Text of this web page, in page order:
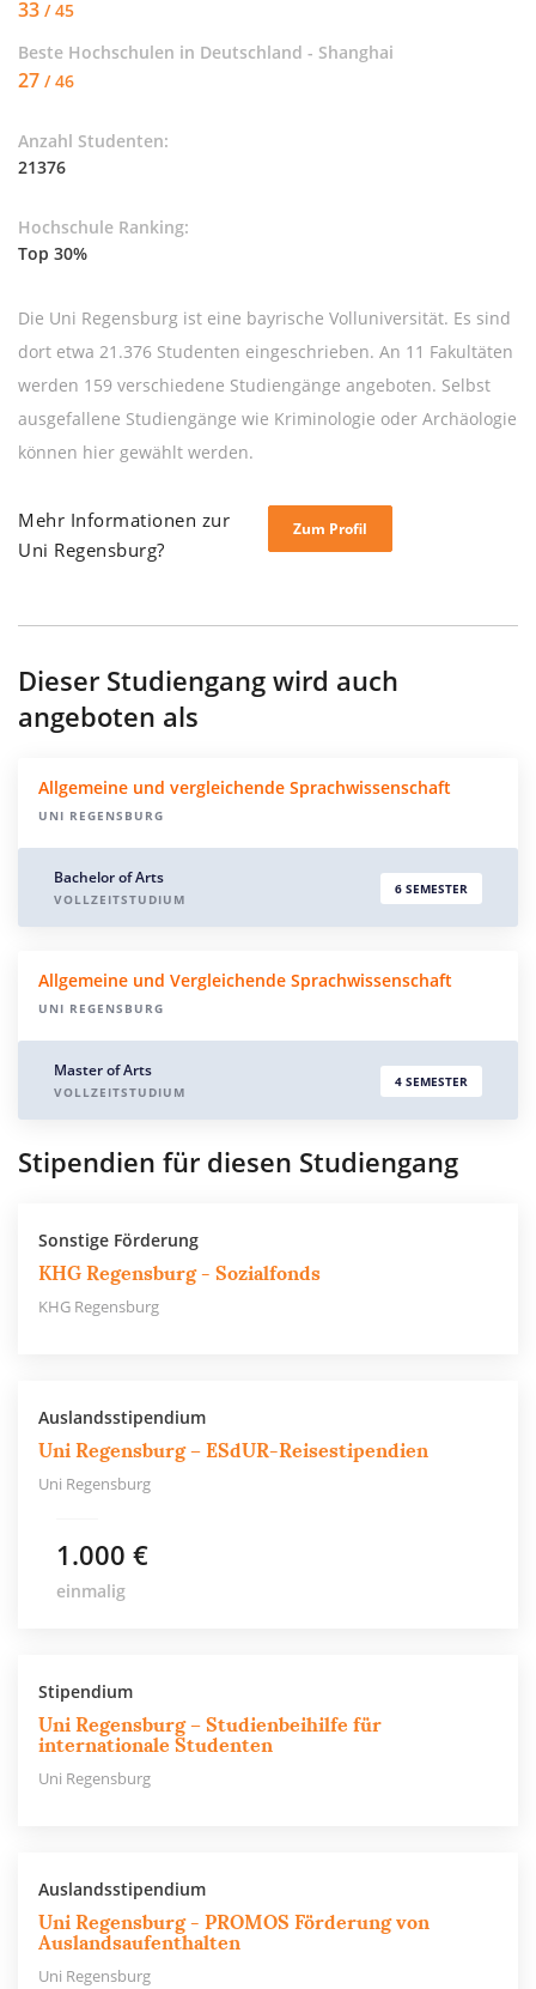
33 / 45
Beste Hochschulen in Deutschland - Shanghai
27 / 46
Anzahl Studenten:
21376
Hochschule Ranking:
Top 30%
Die Uni Regensburg ist eine bayrische Volluniversität. Es sind
dort etwa 21.376 Studenten eingeschrieben. An 11 Fakultäten
werden 159 verschiedene Studiengänge angeboten. Selbst
ausgefallene Studiengänge wie Kriminologie oder Archäologie
können hier gewählt werden.
Mehr Informationen zur
Uni Regensburg?
Zum Profil
Dieser Studiengang wird auch
angeboten als
Allgemeine und vergleichende Sprachwissenschaft
UNI REGENSBURG
Bachelor of Arts
VOLLZEITSTUDIUM
6 SEMESTER
Allgemeine und Vergleichende Sprachwissenschaft
UNI REGENSBURG
Master of Arts
VOLLZEITSTUDIUM
4 SEMESTER
Stipendien für diesen Studiengang
Sonstige Förderung
KHG Regensburg - Sozialfonds
KHG Regensburg
Auslandsstipendium
Uni Regensburg – ESdUR-Reisestipendien
Uni Regensburg
1.000 €
einmalig
Stipendium
Uni Regensburg – Studienbeihilfe für
internationale Studenten
Uni Regensburg
Auslandsstipendium
Uni Regensburg - PROMOS Förderung von
Auslandsaufenthalten
Uni Regensburg